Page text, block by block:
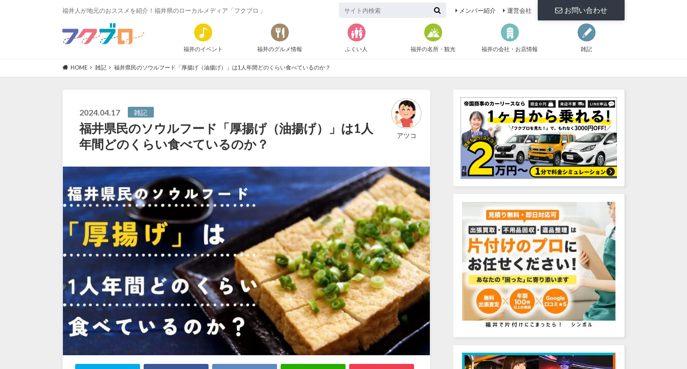
福井人が地元のおススメを紹介！福井県のローカルメディア「フクブロ 」 お問い合わせ
メンバー紹介 運営会社
福井のイベント 福井のグルメ情報 ふくい人 福井の名所・観光 福井の会社・お店情報 雑記
HOME 雑記 福井県民のソウルフード「厚揚げ（油揚げ）」は1人年間どのくらい食べているのか？
2024.04.17 雑記
福井県民のソウルフード「厚揚げ（油揚げ）」は1人
年間どのくらい食べているのか？
アツコ